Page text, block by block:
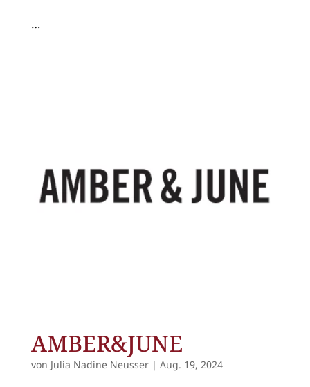
…
AMBER&JUNE
von Julia Nadine Neusser| Aug. 19, 2024